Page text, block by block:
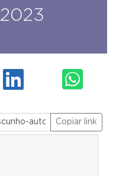
2023
Copiar link